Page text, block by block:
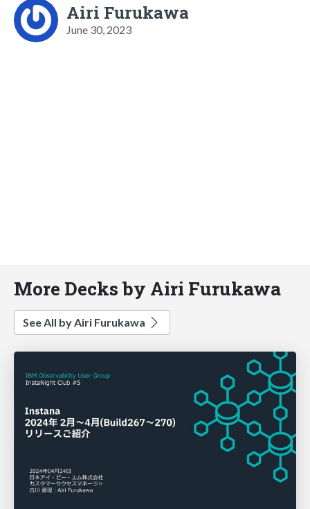
Airi Furukawa
June 30, 2023
More Decks by Airi Furukawa
See All by Airi Furukawa